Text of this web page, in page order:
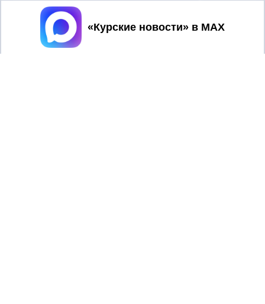
Принять